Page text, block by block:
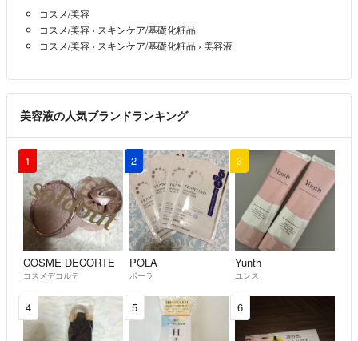
コスメ/美容
コスメ/美容 › スキンケア/基礎化粧品
コスメ/美容 › スキンケア/基礎化粧品 › 美容液
美容液の人気ブランドランキング
1
COSME DECORTE
コスメデコルテ
2
POLA
ポーラ
3
Yunth
ユンス
4 5 6